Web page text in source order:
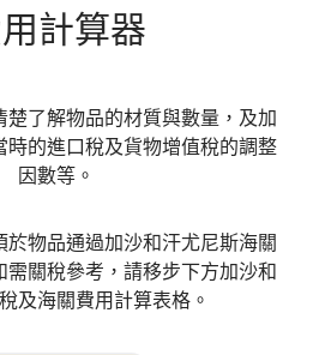
計算器
楚了解物品的材質與數量，及加
時的進口稅及貨物增值稅的調整
因數等。
物品通過加沙和汗尤尼斯海關
關稅參考，請移步下方加沙和
及海關費用計算表格。